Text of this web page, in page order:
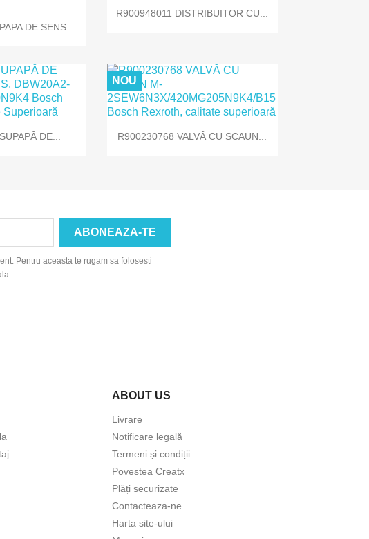
rapida
DE SENS...
 Vizualizare rapida
R900948011 DISTRIBUITOR CU...
rapida
DE...  Vizualizare rapida
R900230768 VALVĂ CU SCAUN...
NOU
Pentru aceasta te rugam sa folosesti
ABOUT US
Livrare
Notificare legală
Termeni și condiții
Povestea Creatx
Plăți securizate
Contacteaza-ne
Harta site-ului